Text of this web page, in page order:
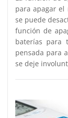
para apagar
se puede
función de
baterías para
pensada para
se deje